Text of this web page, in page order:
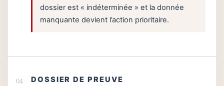
dossier est « indéterminée » et la donnée
manquante devient l’action prioritaire.
DOSSIER DE PREUVE